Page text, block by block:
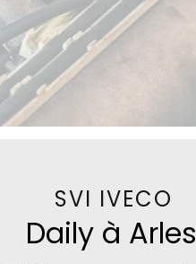
SVI IVECO
Daily à Arles